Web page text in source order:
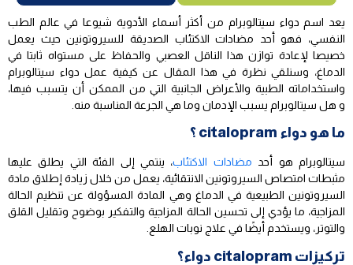
يعد اسم دواء سيتالوبرام من أكثر أسماء الأدوية شيوعا في عالم الطب
النفسي، فهو أحد مضادات الاكتئاب الصديقة للسيروتونين حيث يعمل
خصيصا لإعادة توازن هذا الناقل العصبي والحفاظ على مستواه ثابتا في
الدماغ، وسنلقي نظرة في هذا المقال عن كيفية عمل دواء سيتالوبرام
واستخداماته الطبية والأعراض الجانبية التي من الممكن أن يتسبب فيها،
و هل سيتالوبرام يسبب الإدمان وما هي الجرعة المناسبة منه.
ما هو دواء citalopram ؟
سيتالوبرام هو أحد مضادات الاكتئاب، ينتمي إلى الفئة التي يطلق عليها
مثبطات امتصاص السيروتونين الانتقائية، يعمل من خلال زيادة إطلاق مادة
السيروتونين الطبيعية في الدماغ وهي المادة المسؤولة عن تنظيم الحالة
المزاجية، ما يؤدي إلى تحسين الحالة المزاجية والتفكير بوضوح وتقليل القلق
والتوتر، ويستخدم أيضًا في علاج نوبات الهلع.
تركيزات citalopram دواء؟